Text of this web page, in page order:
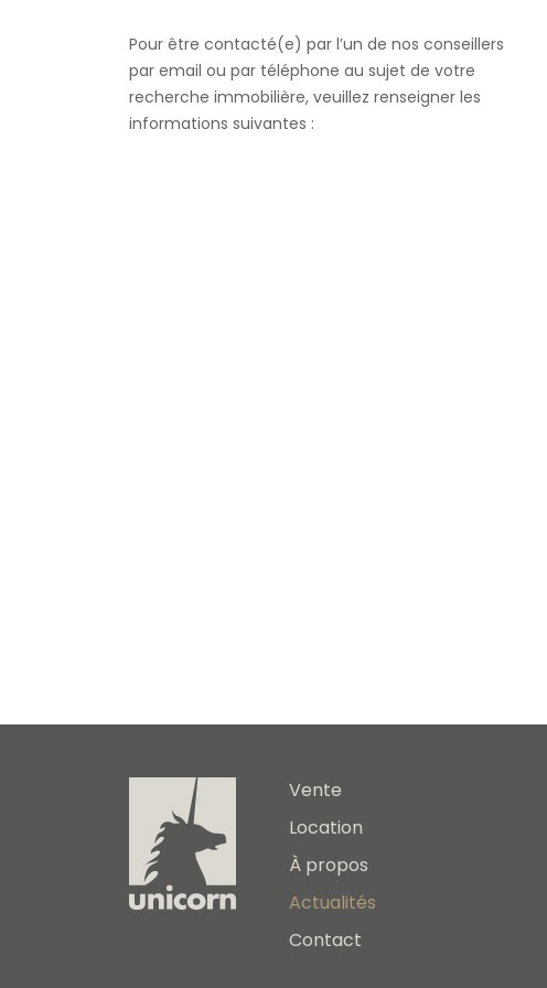
Pour être contacté(e) par l’un de nos conseillers
par email ou par téléphone au sujet de votre
recherche immobilière, veuillez renseigner les
informations suivantes :
Vente
Location
À propos
Actualités
Contact